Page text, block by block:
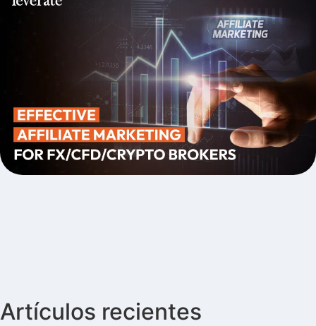
Artículos recientes